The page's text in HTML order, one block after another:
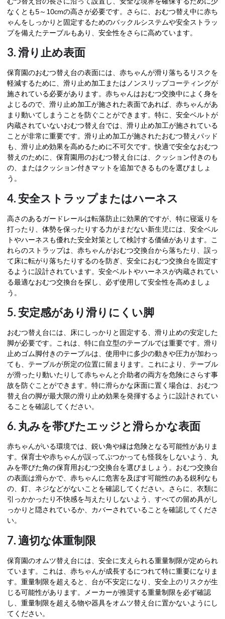
なくとも5～10cmの高さが必要です。さらに、おむつ替え中に赤ち
ゃんをしっかりと固定するためのバックルシステムや安全ストラッ
プを備えたテーブルもあり、安全性をさらに高めています。
3. 滑り止め表面
保育園のおむつ替え台の表面には、赤ちゃんが滑り落ちるリスクを
軽減するために、滑り止め加工またはノンスリップコーティングが
施されている必要があります。赤ちゃんはおむつ交換中によく身を
よじるので、滑り止め加工が施された表面であれば、赤ちゃんがあ
まり動いてしまうことを防ぐことができます。特に、安全ベルトが
内蔵されていないおむつ替え台では、滑り止め加工が施されている
ことが非常に重要です。滑り止め加工が施されたおむつ替えパッド
も、滑り止め効果を高めるために不可欠です。快適で安全なおむつ
替えのために、保育園用のおむつ替え台には、クッション付きのも
の、またはクッション付きマットを追加できるものを選びましょ
う。
4. 安全ストラップまたはハーネス
高さのあるガードレールは転落防止に効果的ですが、特に寝返りを
打ったり、体勢を保ったりする力がまだない新生児には、安全ベル
トやハーネスも優れた安全対策として検討する価値があります。こ
れらのストラップは、赤ちゃんがおむつ交換台から落ちたり、誤っ
て床に転がり落ちたりするのを防ぎ、安全におむつ交換台を固定す
るように設計されています。安全ベルトやハーネスが内蔵されてい
る最適なおむつ交換台を探し、必ず使用して安全性を高めましょ
う。
5. 安定感があり滑りにくい脚
おむつ替え台には、床にしっかりと固定する、滑り止めの安定した
脚が必要です。これは、特に自立型のテーブルでは重要です。滑り
止めゴム脚付きのテーブルは、使用中に多少の動きや圧力が加わっ
ても、テーブルが所定の位置に留まります。これにより、テーブル
が滑ったり動いたりして赤ちゃんと介助者の両方を危険にさらす事
故を防ぐことができます。特に滑らかな床面に置く場合は、おむつ
替え台の脚が最大限の滑り止め効果を発揮するように設計されてい
ることを確認してください。
6. 丸みを帯びたエッジと滑らかな表面
赤ちゃんがいる環境では、鋭い角や縁は危険となる可能性がありま
す。保育士や赤ちゃんが誤ってぶつかっても怪我をしないよう、丸
みを帯びた角の保育用おむつ交換台を選びましょう。おむつ交換台
の表面は滑らかで、赤ちゃんに危害を及ぼす可能性のある鋭利なも
の、釘、ネジなどがないことを確認してください。さらに、衣類に
引っかかったり不快感を与えたりしないよう、すべての留め具がし
っかりと隠されているか、カバーされていることを確認してくださ
い。
7. 適切な体重制限
保育園のオムツ替え台には、安全に支えられる重量制限が定められ
ています。これは、赤ちゃんが成長するにつれて特に重要になりま
す。重量制限を超えると、台が不安定になり、安全上のリスクが生
じる可能性があります。メーカーが推奨する重量制限を必ず確認
し、重量制限を超える物や器具をオムツ替え台に置かないようにし
てください。